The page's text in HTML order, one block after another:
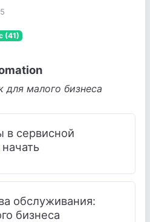
(41)
малого бизнеса
в сервисной
обслуживания:
бизнеса